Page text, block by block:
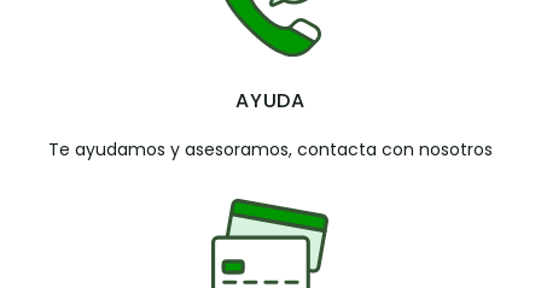
AYUDA
Te ayudamos y asesoramos, contacta con nosotros